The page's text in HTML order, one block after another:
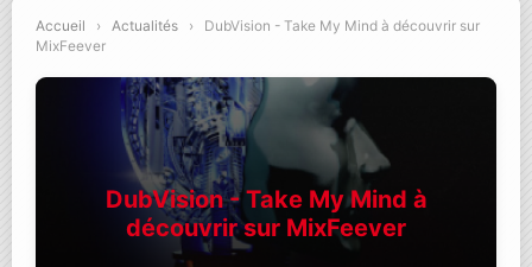
Accueil › Actualités ›
DubVision - Take My Mind à découvrir sur
MixFeever
DubVision - Take My Mind à
découvrir sur MixFeever